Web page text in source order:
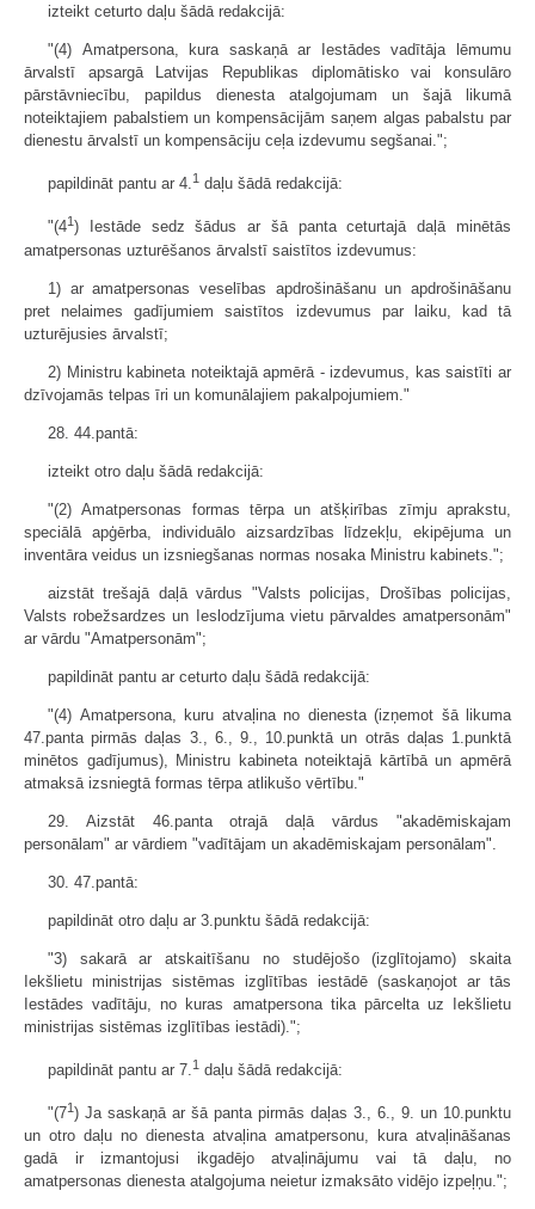
izteikt ceturto daļu šādā redakcijā:
"(4) Amatpersona, kura saskaņā ar Iestādes vadītāja lēmumu
ārvalstī apsargā Latvijas Republikas diplomātisko vai konsulāro
pārstāvniecību, papildus dienesta atalgojumam un šajā likumā
noteiktajiem pabalstiem un kompensācijām saņem algas pabalstu par
dienestu ārvalstī un kompensāciju ceļa izdevumu segšanai.";
papildināt pantu ar 4.1 daļu šādā redakcijā:
"(41 ) Iestāde sedz šādus ar šā panta ceturtajā daļā minētās
amatpersonas uzturēšanos ārvalstī saistītos izdevumus:
1) ar amatpersonas veselības apdrošināšanu un apdrošināšanu
pret nelaimes gadījumiem saistītos izdevumus par laiku, kad tā
uzturējusies ārvalstī;
2) Ministru kabineta noteiktajā apmērā - izdevumus, kas saistīti ar
dzīvojamās telpas īri un komunālajiem pakalpojumiem."
28. 44.pantā:
izteikt otro daļu šādā redakcijā:
"(2) Amatpersonas formas tērpa un atšķirības zīmju aprakstu,
speciālā apģērba, individuālo aizsardzības līdzekļu, ekipējuma un
inventāra veidus un izsniegšanas normas nosaka Ministru kabinets.";
aizstāt trešajā daļā vārdus "Valsts policijas, Drošības policijas,
Valsts robežsardzes un Ieslodzījuma vietu pārvaldes amatpersonām"
ar vārdu "Amatpersonām";
papildināt pantu ar ceturto daļu šādā redakcijā:
"(4) Amatpersona, kuru atvaļina no dienesta (izņemot šā likuma
47.panta pirmās daļas 3., 6., 9., 10.punktā un otrās daļas 1.punktā
minētos gadījumus), Ministru kabineta noteiktajā kārtībā un apmērā
atmaksā izsniegtā formas tērpa atlikušo vērtību."
29. Aizstāt 46.panta otrajā daļā vārdus "akadēmiskajam
personālam" ar vārdiem "vadītājam un akadēmiskajam personālam".
30. 47.pantā:
papildināt otro daļu ar 3.punktu šādā redakcijā:
"3) sakarā ar atskaitīšanu no studējošo (izglītojamo) skaita
Iekšlietu ministrijas sistēmas izglītības iestādē (saskaņojot ar tās
Iestādes vadītāju, no kuras amatpersona tika pārcelta uz Iekšlietu
ministrijas sistēmas izglītības iestādi).";
papildināt pantu ar 7. 1 daļu šādā redakcijā:
"(71) Ja saskaņā ar šā panta pirmās daļas 3., 6., 9. un 10.punktu
un otro daļu no dienesta atvaļina amatpersonu, kura atvaļināšanas
gadā ir izmantojusi ikgadējo atvaļinājumu vai tā daļu, no
amatpersonas dienesta atalgojuma neietur izmaksāto vidējo izpeļņu.";